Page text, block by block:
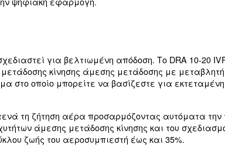
σέρβις και η γρήγορη πρόσβαση σε
τη θερμοκρασία στο εσωτερικό της
στιβαρά, εσωτερικά σχεδιασμένα